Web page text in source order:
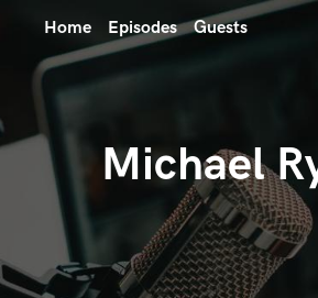
Home Episodes Guests
Michael